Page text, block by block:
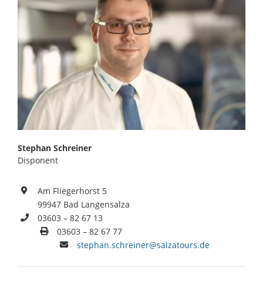
Stephan Schreiner
Disponent
Am Fliegerhorst 5
99947 Bad Langensalza
03603 – 82 67 13
03603 – 82 67 77
stephan.schreiner@salzatours.de